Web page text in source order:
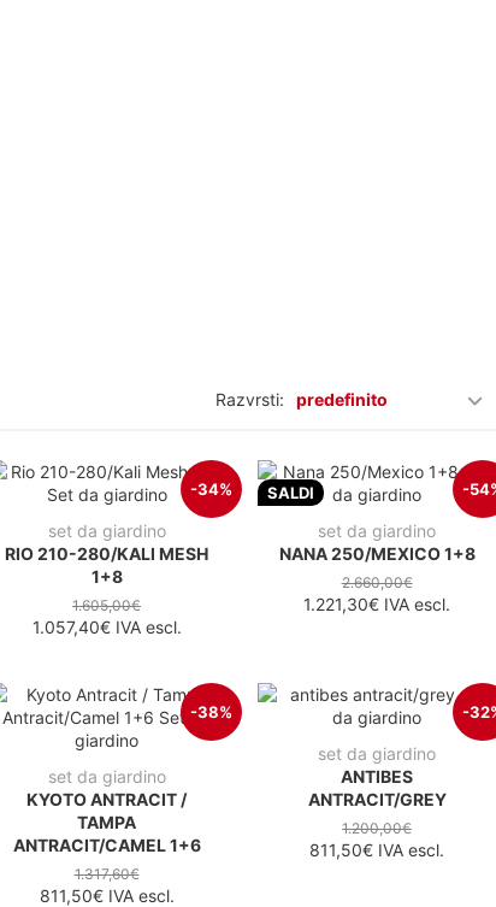
Razvrsti: predefinito
-34%
set da giardino
RIO 210-280/KALI MESH
1+8
1.605,00€
1.057,40€IVA escl.
SALDI -
set da giardino
NANA 250/MEXICO 1+8
2.660,00€
1.221,30€ IVA escl.
-38%
set da giardino
KYOTO ANTRACIT /
TAMPA
ANTRACIT/CAMEL 1+6
1.317,60€
811,50€IVA escl.
-
set da giardino
ANTIBES
ANTRACIT/GREY
1.200,00€
811,50€ IVA escl.